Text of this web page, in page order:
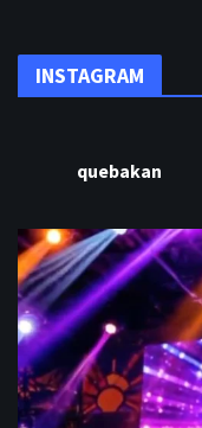
INSTAGRAM
quebakan